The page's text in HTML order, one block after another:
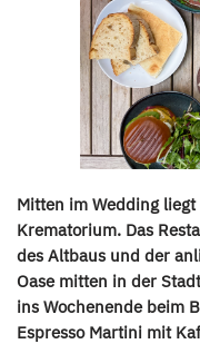
Mitten im Wedding
Krematorium. Das
des Altbaus und der
Oase mitten in der
ins Wochenende beim
Espresso Martini mit